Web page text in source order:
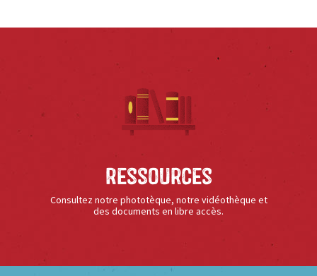
Ressources
Consultez notre phototèque, notre vidéothèque et
des documents en libre accès.